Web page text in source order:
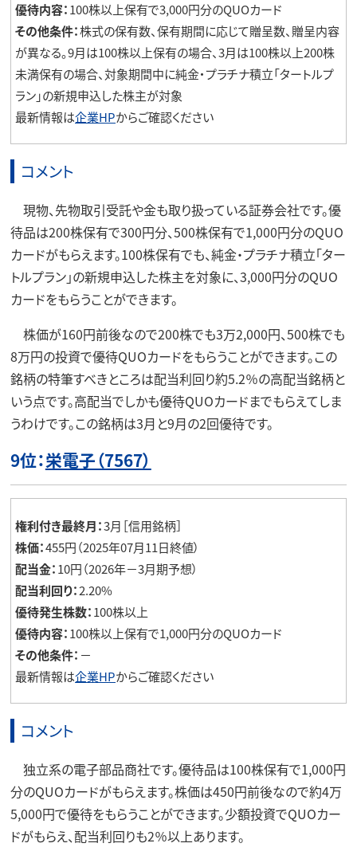
優待内容：100株以上保有で3,000円分のQUOカード
その他条件：株式の保有数、保有期間に応じて贈呈数、贈呈内容
が異なる。9月は100株以上保有の場合、3月は100株以上200株
未満保有の場合、対象期間中に純金・プラチナ積立「タートルプ
ラン」の新規申込した株主が対象
最新情報は企業HPからご確認ください
コメント
現物、先物取引受託や金も取り扱っている証券会社です。優
待品は200株保有で300円分、500株保有で1,000円分のQUO
カードがもらえます。100株保有でも、純金・プラチナ積立「ター
トルプラン」の新規申込した株主を対象に、3,000円分のQUO
カードをもらうことができます。
株価が160円前後なので200株でも3万2,000円、500株でも
8万円の投資で優待QUOカードをもらうことができます。この
銘柄の特筆すべきところは配当利回り約5.2％の高配当銘柄と
いう点です。高配当でしかも優待QUOカードまでもらえてしま
うわけです。この銘柄は3月と9月の2回優待です。
9位：栄電子（7567）
権利付き最終月：3月［信用銘柄］
株価：455円（2025年07月11日終値）
配当金：10円（2026年－3月期予想）
配当利回り：2.20%
優待発生株数：100株以上
優待内容：100株以上保有で1,000円分のQUOカード
その他条件： －
最新情報は企業HPからご確認ください
コメント
独立系の電子部品商社です。優待品は100株保有で1,000円
分のQUOカードがもらえます。株価は450円前後なので約4万
5,000円で優待をもらうことができます。少額投資でQUOカー
ドがもらえ、配当利回りも2％以上あります。